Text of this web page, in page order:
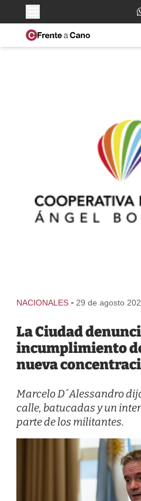
NACIONALES - 29 de agosto
La Ciudad
incumplimiento
nueva
Marcelo D´Alessandro
calle, batucadas y un
parte de los militantes.